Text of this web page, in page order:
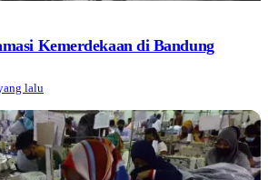
Kemerdekaan di Bandung
lalu